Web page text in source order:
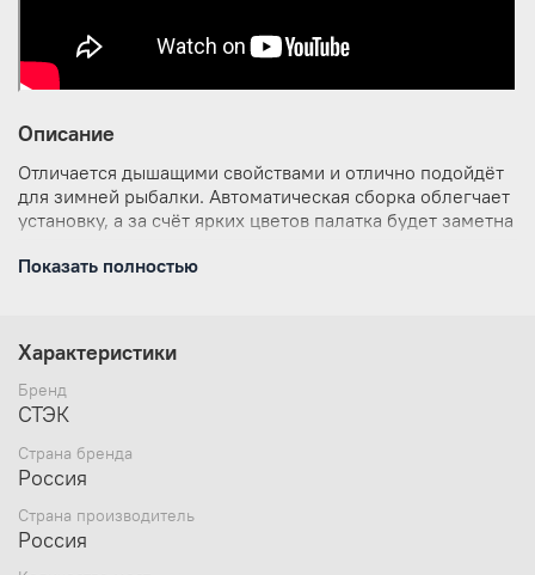
Описание
Отличается дышащими свойствами и отлично подойдёт
для зимней рыбалки. Автоматическая сборка облегчает
установку, а за счёт ярких цветов палатка будет заметна
см);
Диаметр по полу по длинной стороне - 300 см (+-
Диаметр по полу по короткой стороне - 250 см (+-
Ширина юбки - 22 см;
Показать полностью
Характеристики
Бренд
СТЭК
Страна бренда
Россия
Страна производитель
Россия